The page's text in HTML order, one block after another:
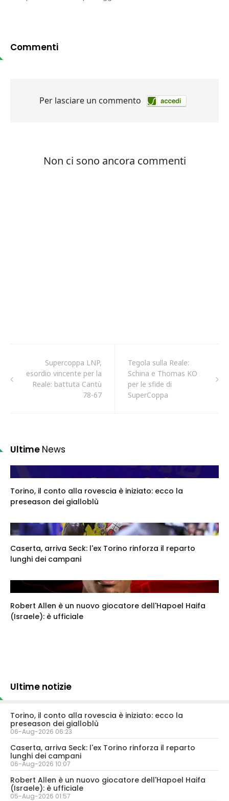
Commenti
Supercoppa LNP,
esordio vincente per la
Reale: battuta Cantù
78-67
Tegola sulla Reale:
Schina e Thomas KO
per le sfide di
SuperCoppa
Ultime News
Torino, il conto alla rovescia è iniziato: ecco la
preseason dei gialloblù
Caserta, arriva Seck: l'ex Torino rinforza il reparto
lunghi dei campani
Robert Allen è un nuovo giocatore dell'Hapoel Haifa
(Israele): è ufficiale
Ultime notizie
Torino, il conto alla rovescia è iniziato: ecco la
preseason dei gialloblù
06-Aug-2026 06:23
Caserta, arriva Seck: l'ex Torino rinforza il reparto
lunghi dei campani
06-Aug-2026 10:07
Robert Allen è un nuovo giocatore dell'Hapoel Haifa
(Israele): è ufficiale
05-Aug-2026 01:57